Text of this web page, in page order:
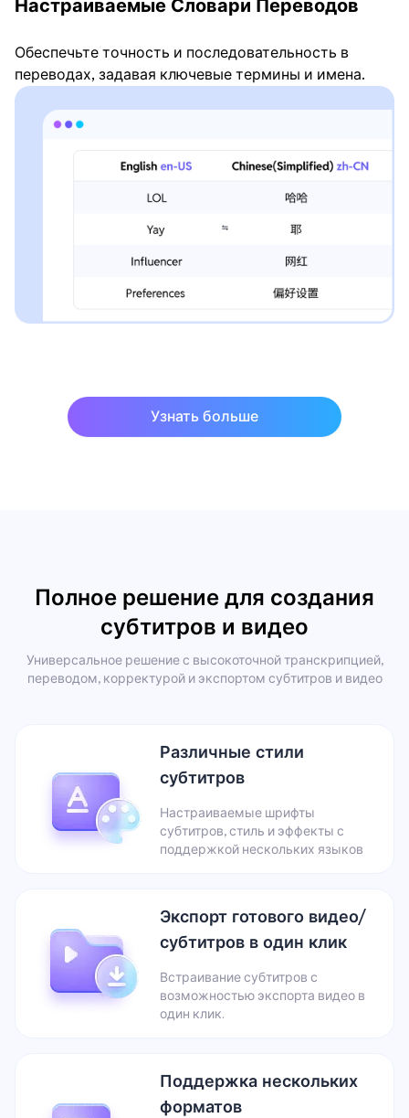
Настраиваемые Словари Переводов
Обеспечьте точность и последовательность в
переводах, задавая ключевые термины и имена.
Узнать больше
Полное решение для создания
субтитров и видео
Универсальное решение с высокоточной транскрипцией,
переводом, корректурой и экспортом субтитров и видео
Различные стили
субтитров
Настраиваемые шрифты
субтитров, стиль и эффекты с
поддержкой нескольких языков
Экспорт готового видео/
субтитров в один клик
Встраивание субтитров с
возможностью экспорта видео в
один клик.
Поддержка нескольких
форматов